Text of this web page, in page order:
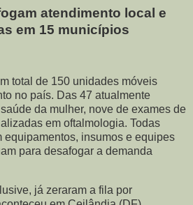
atendimento local e
em 15 municípios
total de 150 unidades móveis
no país. Das 47 atualmente
da mulher, nove de exames de
em oftalmologia. Todas
equipamentos, insumos e equipes
para desafogar a demanda
já zeraram a fila por